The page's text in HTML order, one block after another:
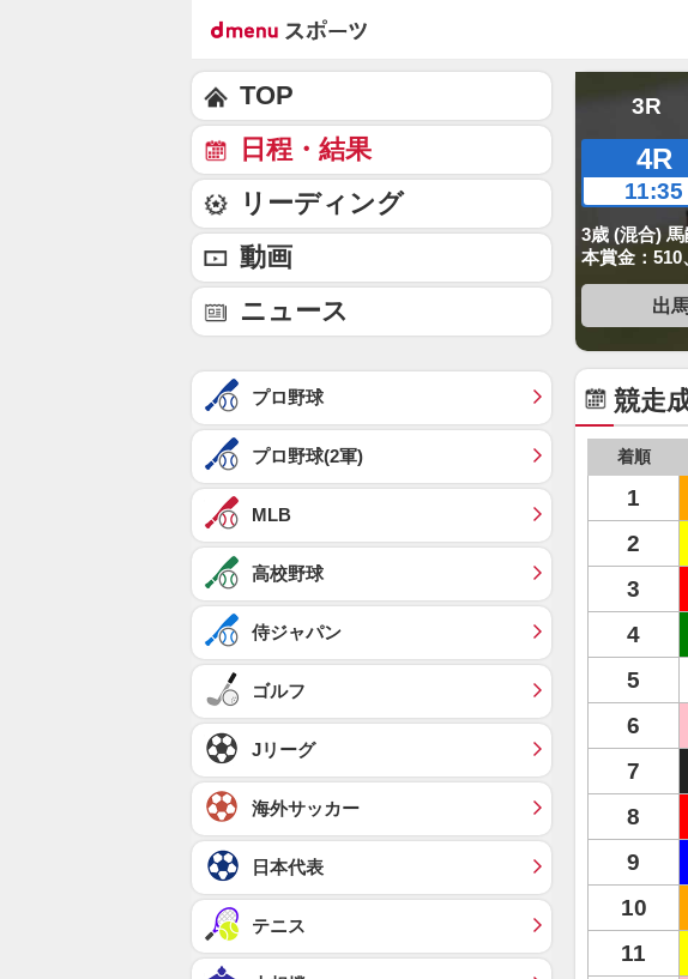
3R
4R
11:35
3歳 (混合) 馬
本賞金：510
出
競走
着順
1
2
3
4
5
6
7
8
9
10
11
TOP
日程・結果
リーディング
動画
ニュース
プロ野球
プロ野球(2軍)
MLB
高校野球
侍ジャパン
ゴルフ
Jリーグ
海外サッカー
日本代表
テニス